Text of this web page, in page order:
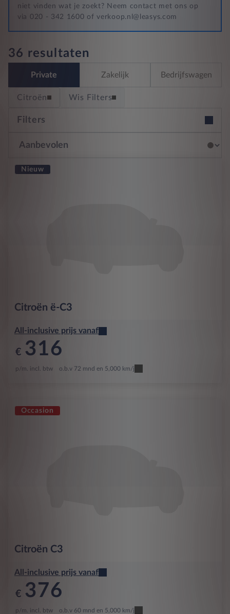
niet vinden wat je zoekt? Neem contact met ons op
via 020 - 342 1600 of verkoop.nl@leasys.com
36 resultaten
Private Zakelijk Bedrijfswagen
Citroën Wis Filters
Filters
Nieuw
Citroën ë-C3
All-inclusive prijs vanaf
€ 316
p/m. incl. btw o.b.v 72 mnd en 5,000 km/j
Occasion
Citroën C3
All-inclusive prijs vanaf
€ 376
p/m. incl. btw o.b.v 60 mnd en 5,000 km/j